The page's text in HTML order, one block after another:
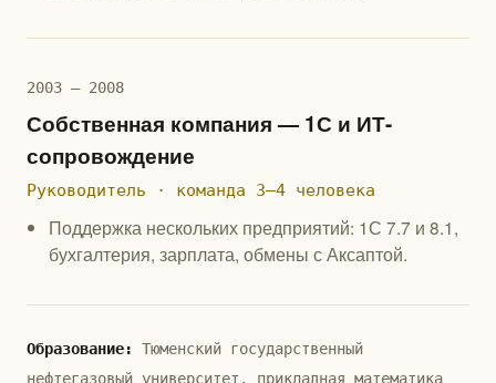
2003 — 2008
Собственная компания — 1С и ИТ-
сопровождение
Руководитель · команда 3–4 человека
Поддержка нескольких предприятий: 1С 7.7 и 8.1,
бухгалтерия, зарплата, обмены с Аксаптой.
Образование:
Тюменский государственный
нефтегазовый университет, прикладная математика